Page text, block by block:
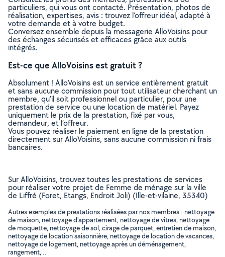
particuliers, qui vous ont contacté. Présentation, photos de
réalisation, expertises, avis : trouvez l'offreur idéal, adapté à
votre demande et à votre budget.
Conversez ensemble depuis la messagerie AlloVoisins pour
des échanges sécurisés et efficaces grâce aux outils
intégrés.
Est-ce que AlloVoisins est gratuit ?
Absolument ! AlloVoisins est un service entièrement gratuit
et sans aucune commission pour tout utilisateur cherchant un
membre, qu’il soit professionnel ou particulier, pour une
prestation de service ou une location de matériel. Payez
uniquement le prix de la prestation, fixé par vous,
demandeur, et l’offreur.
Vous pouvez réaliser le paiement en ligne de la prestation
directement sur AlloVoisins, sans aucune commission ni frais
bancaires.
Sur AlloVoisins, trouvez toutes les prestations de services
pour réaliser votre projet de Femme de ménage sur la ville
de Liffré (Foret, Etangs, Endroit Joli) (Ille-et-vilaine, 35340)
Autres exemples de prestations réalisées par nos membres : nettoyage
de maison, nettoyage d'appartement, nettoyage de vitres, nettoyage
de moquette, nettoyage de sol, cirage de parquet, entretien de maison,
nettoyage de location saisonnière, nettoyage de location de vacances,
nettoyage de logement, nettoyage après un déménagement,
rangement, ..